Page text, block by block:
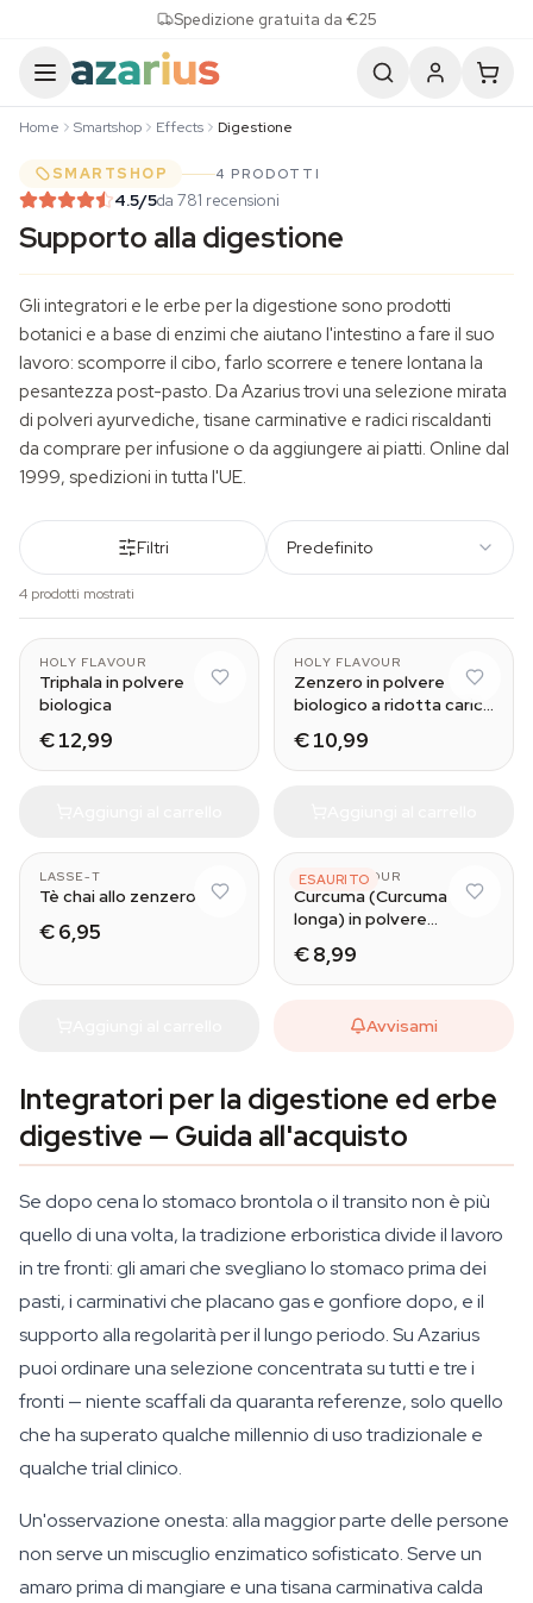
Spedizione gratuita da €25
Home Smartshop Effects Digestione
SMARTSHOP 4 PRODOTTI
4.5/5da 781 recensioni
Supporto alla digestione
Gli integratori e le erbe per la digestione sono prodotti
botanici e a base di enzimi che aiutano l'intestino a fare il suo
lavoro: scomporre il cibo, farlo scorrere e tenere lontana la
pesantezza post-pasto. Da Azarius trovi una selezione mirata
di polveri ayurvediche, tisane carminative e radici riscaldanti
da comprare per infusione o da aggiungere ai piatti. Online dal
1999, spedizioni in tutta l'UE.
Filtri Predefinito
4 prodotti mostrati
HOLY FLAVOUR
Triphala in polvere
biologica
€ 12,99
HOLY FLAVOUR
Zenzero in polvere
biologico a ridotta carica
€ 10,99
LASSE-T
Tè chai allo zenzero
€ 6,95
ESAURITO
HOLY FLAVOUR
Curcuma (Curcuma
longa) in polvere
€ 8,99
Avvisami
Integratori per la digestione ed erbe
digestive — Guida all'acquisto
Se dopo cena lo stomaco brontola o il transito non è più
quello di una volta, la tradizione erboristica divide il lavoro
in tre fronti: gli amari che svegliano lo stomaco prima dei
pasti, i carminativi che placano gas e gonfiore dopo, e il
supporto alla regolarità per il lungo periodo. Su Azarius
puoi ordinare una selezione concentrata su tutti e tre i
fronti — niente scaffali da quaranta referenze, solo quello
che ha superato qualche millennio di uso tradizionale e
qualche trial clinico.
Un'osservazione onesta: alla maggior parte delle persone
non serve un miscuglio enzimatico sofisticato. Serve un
amaro prima di mangiare e una tisana carminativa calda